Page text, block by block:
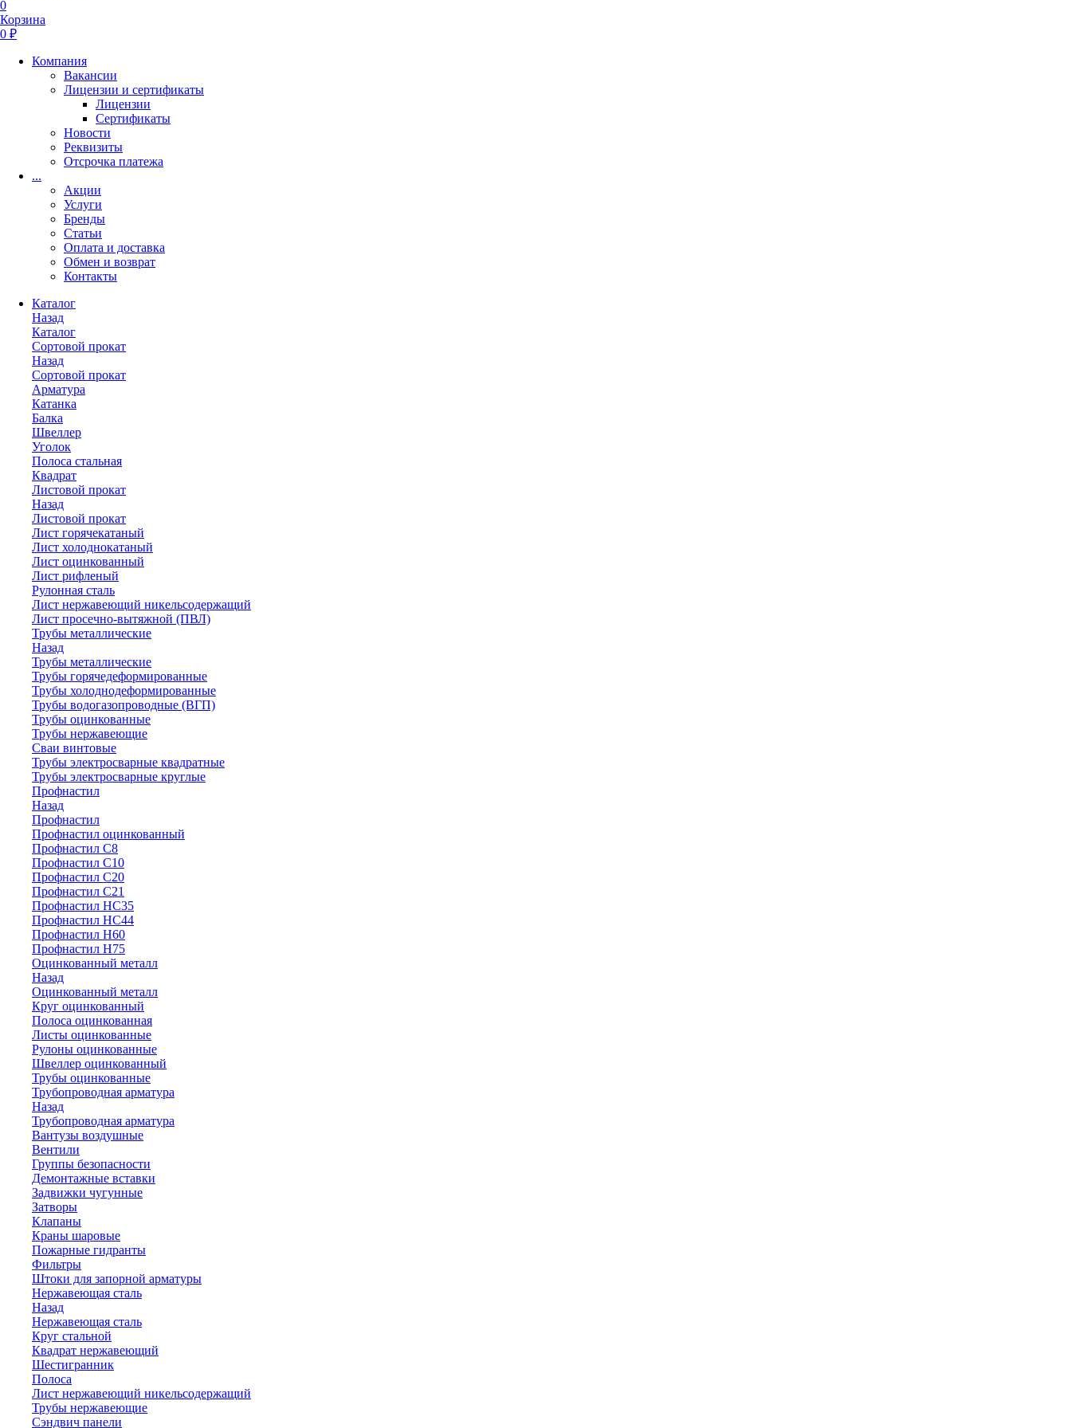
0
Корзина
0 ₽
Компания
Вакансии
Лицензии и сертификаты
Лицензии
Сертификаты
Новости
Реквизиты
Отсрочка платежа
...
Акции
Услуги
Бренды
Статьи
Оплата и доставка
Обмен и возврат
Контакты
Каталог
Назад
Каталог
Сортовой прокат
Назад
Сортовой прокат
Арматура
Катанка
Балка
Швеллер
Уголок
Полоса стальная
Квадрат
Листовой прокат
Назад
Листовой прокат
Лист горячекатаный
Лист холоднокатаный
Лист оцинкованный
Лист рифленый
Рулонная сталь
Лист нержавеющий никельсодержащий
Лист просечно-вытяжной (ПВЛ)
Трубы металлические
Назад
Трубы металлические
Трубы горячедеформированные
Трубы холоднодеформированные
Трубы водогазопроводные (ВГП)
Трубы оцинкованные
Трубы нержавеющие
Сваи винтовые
Трубы электросварные квадратные
Трубы электросварные круглые
Профнастил
Назад
Профнастил
Профнастил оцинкованный
Профнастил С8
Профнастил С10
Профнастил С20
Профнастил С21
Профнастил НС35
Профнастил НС44
Профнастил Н60
Профнастил Н75
Оцинкованный металл
Назад
Оцинкованный металл
Круг оцинкованный
Полоса оцинкованная
Листы оцинкованные
Рулоны оцинкованные
Швеллер оцинкованный
Трубы оцинкованные
Трубопроводная арматура
Назад
Трубопроводная арматура
Вантузы воздушные
Вентили
Группы безопасности
Демонтажные вставки
Задвижки чугунные
Затворы
Клапаны
Краны шаровые
Пожарные гидранты
Фильтры
Штоки для запорной арматуры
Нержавеющая сталь
Назад
Нержавеющая сталь
Круг стальной
Квадрат нержавеющий
Шестигранник
Полоса
Лист нержавеющий никельсодержащий
Трубы нержавеющие
Сэндвич панели